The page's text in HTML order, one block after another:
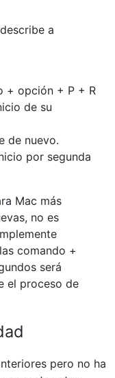
a
+ opción + P + R
de su
de nuevo.
por segunda
Mac más
no es
comando +
será
el proceso de
pero no ha